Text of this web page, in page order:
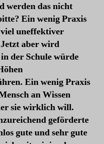
werden das nicht
Ein wenig Praxis
viel uneffektiver
aber wird
der Schule würde
Ein wenig Praxis
an Wissen
sie wirklich will.
geförderte
gute und sehr gute